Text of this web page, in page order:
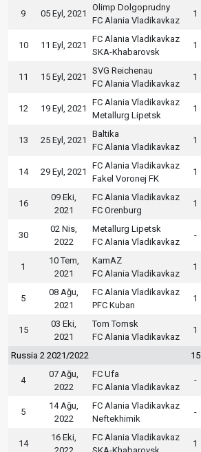
9 05 Eyl, 2021
Olimp Dolgoprudny
FC Alania Vladikavkaz
1
10 11 Eyl, 2021
FC Alania Vladikavkaz
SKA-Khabarovsk
1
11 15 Eyl, 2021
SVG Reichenau
FC Alania Vladikavkaz
1
12 19 Eyl, 2021
FC Alania Vladikavkaz
Metallurg Lipetsk
1
13 25 Eyl, 2021
Baltika
FC Alania Vladikavkaz
1
14 29 Eyl, 2021
FC Alania Vladikavkaz
Fakel Voronej FK
1
16
09 Eki,
2021
FC Alania Vladikavkaz
FC Orenburg
1
30
02 Nis,
2022
Metallurg Lipetsk
FC Alania Vladikavkaz
-
1
10 Tem,
2021
KamAZ
FC Alania Vladikavkaz
1
5
08 Ağu,
2021
FC Alania Vladikavkaz
PFC Kuban
1
15
03 Eki,
2021
Tom Tomsk
FC Alania Vladikavkaz
1
Russia 2 2021/2022 15
4
07 Ağu,
2022
FC Ufa
FC Alania Vladikavkaz
-
5
14 Ağu,
2022
FC Alania Vladikavkaz
Neftekhimik
-
14
16 Eki,
FC Alania Vladikavkaz
1